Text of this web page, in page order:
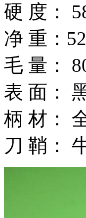
硬 度：
净 重：
毛 量：
表 面：
柄 材：
刀 鞘：